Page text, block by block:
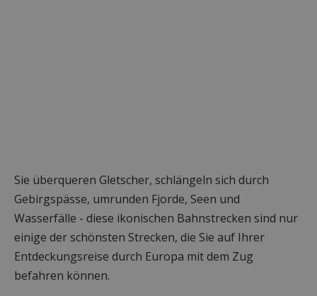
Sie überqueren Gletscher, schlängeln sich durch
Gebirgspässe, umrunden Fjorde, Seen und
Wasserfälle - diese ikonischen Bahnstrecken sind nur
einige der schönsten Strecken, die Sie auf Ihrer
Entdeckungsreise durch Europa mit dem Zug
befahren können.